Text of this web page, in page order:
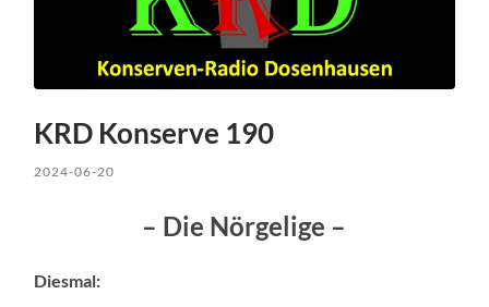
KRD Konserve 190
2024-06-20
– Die Nörgelige –
Diesmal: